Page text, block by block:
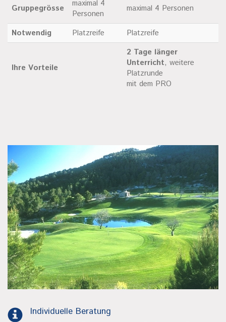
Gruppegrösse
maximal 4
Personen
maximal 4 Personen
Notwendig Platzreife Platzreife
Ihre Vorteile
2 Tage länger
Unterricht, weitere
Platzrunde
mit dem PRO
Individuelle Beratung